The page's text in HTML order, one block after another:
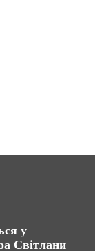
у
Світлани